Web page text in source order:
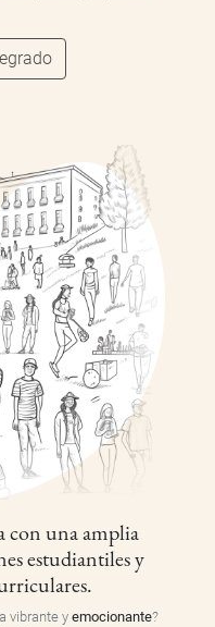
con una amplia
estudiantiles y
vibrante y emocionante?